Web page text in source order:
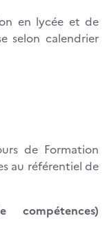
en lycée et de
selon calendrier
de Formation
au référentiel de